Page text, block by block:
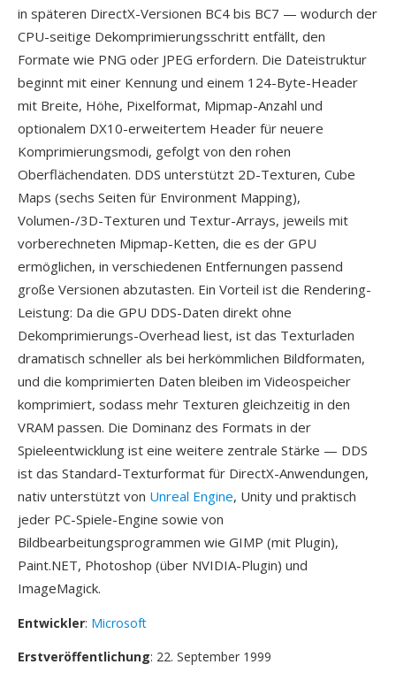
in späteren DirectX-Versionen BC4 bis BC7 — wodurch der
CPU-seitige Dekomprimierungsschritt entfällt, den
Formate wie PNG oder JPEG erfordern. Die Dateistruktur
beginnt mit einer Kennung und einem 124-Byte-Header
mit Breite, Höhe, Pixelformat, Mipmap-Anzahl und
optionalem DX10-erweitertem Header für neuere
Komprimierungsmodi, gefolgt von den rohen
Oberflächendaten. DDS unterstützt 2D-Texturen, Cube
Maps (sechs Seiten für Environment Mapping),
Volumen-/3D-Texturen und Textur-Arrays, jeweils mit
vorberechneten Mipmap-Ketten, die es der GPU
ermöglichen, in verschiedenen Entfernungen passend
große Versionen abzutasten. Ein Vorteil ist die Rendering-
Leistung: Da die GPU DDS-Daten direkt ohne
Dekomprimierungs-Overhead liest, ist das Texturladen
dramatisch schneller als bei herkömmlichen Bildformaten,
und die komprimierten Daten bleiben im Videospeicher
komprimiert, sodass mehr Texturen gleichzeitig in den
VRAM passen. Die Dominanz des Formats in der
Spieleentwicklung ist eine weitere zentrale Stärke — DDS
ist das Standard-Texturformat für DirectX-Anwendungen,
nativ unterstützt von Unreal Engine, Unity und praktisch
jeder PC-Spiele-Engine sowie von
Bildbearbeitungsprogrammen wie GIMP (mit Plugin),
Paint.NET, Photoshop (über NVIDIA-Plugin) und
ImageMagick.
Entwickler: Microsoft
Erstveröffentlichung: 22. September 1999